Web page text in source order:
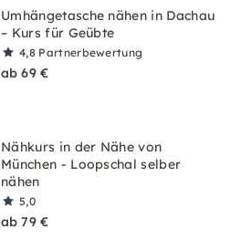
Umhängetasche nähen in Dachau
– Kurs für Geübte
4,8 Partnerbewertung
ab 69 €
Nähkurs in der Nähe von
München - Loopschal selber
nähen
5,0
ab 79 €